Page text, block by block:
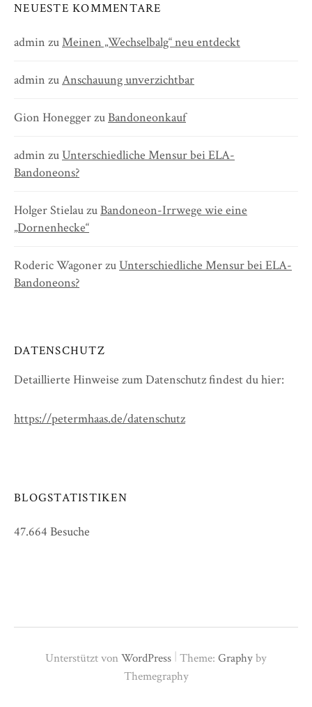
NEUESTE KOMMENTARE
admin zuMeinen „Wechselbalg“ neu entdeckt
admin zuAnschauung unverzichtbar
Gion HoneggerzuBandoneonkauf
admin zuUnterschiedliche Mensur bei ELA-
Bandoneons?
Holger StielauzuBandoneon-Irrwege wie eine
„Dornenhecke“
Roderic WagonerzuUnterschiedliche Mensur bei ELA-
Bandoneons?
DATENSCHUTZ
Detaillierte Hinweise zum Datenschutz findest du hier:
https://petermhaas.de/datenschutz
BLOGSTATISTIKEN
47.664 Besuche
Unterstützt vonWordPress Theme: Graphyby
Themegraphy